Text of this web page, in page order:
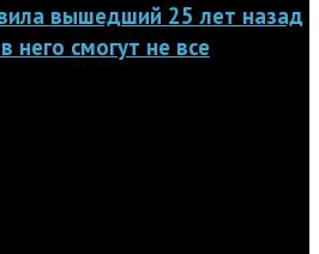
вышедший 25 лет назад
него смогут не все